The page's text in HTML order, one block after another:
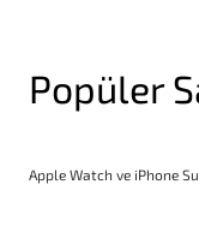
Popüler
Apple Watch ve iPhone